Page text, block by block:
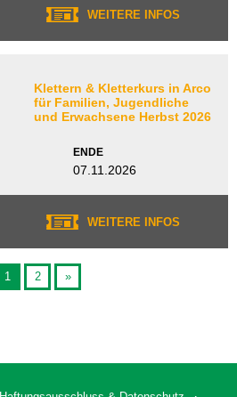
WEITERE INFOS
Klettern & Kletterkurs in Arco
für Familien, Jugendliche
und Erwachsene Herbst 2026
ENDE
07.11.2026
WEITERE INFOS
1 2 »